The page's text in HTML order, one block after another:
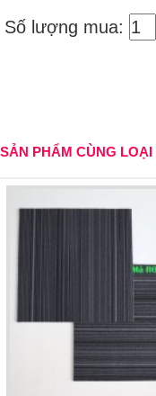
Số lượng mua:
SẢN PHẨM CÙNG LOẠI